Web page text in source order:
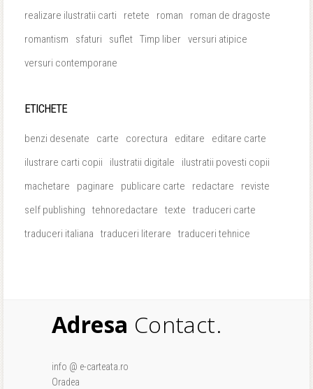
realizare ilustratii carti
retete roman
roman de dragoste
romantism
sfaturi suflet Timp liber versuri atipice
versuri contemporane
ETICHETE
benzi desenate carte corectura editare
editare carte
ilustrare carti copii
ilustratii digitale
ilustratii povesti copii
machetare
paginare publicare carte redactare
reviste
self publishing
tehnoredactare texte
traduceri carte
traduceri italiana
traduceri literare traduceri tehnice
Adresa Contact.
info @ e-carteata.ro
Oradea